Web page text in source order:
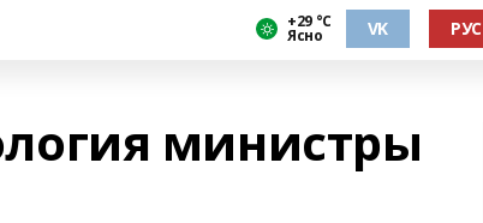
+29 °С
Ясно VK РУС
министры